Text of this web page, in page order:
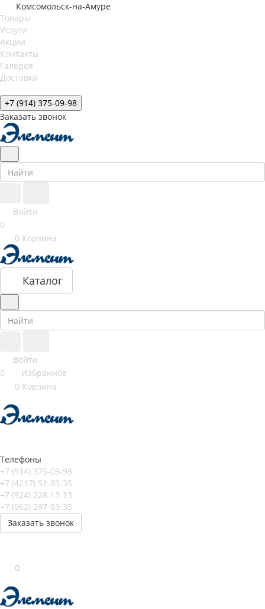
Комсомольск-на-Амуре
Товары
Услуги
Акции
Контакты
Галерея
Доставка
+7 (914) 375-09-98
Заказать звонок
Войти
0
0 Корзина
Каталог
Войти
0
Избранное
0 Корзина
Телефоны
+7 (914) 375-09-98
+7 (4217) 51-93-35
+7 (924) 228-13-13
+7 (962) 297-93-35
Заказать звонок
0